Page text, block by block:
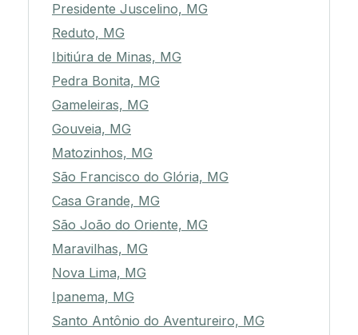
Presidente Juscelino, MG
Reduto, MG
Ibitiúra de Minas, MG
Pedra Bonita, MG
Gameleiras, MG
Gouveia, MG
Matozinhos, MG
São Francisco do Glória, MG
Casa Grande, MG
São João do Oriente, MG
Maravilhas, MG
Nova Lima, MG
Ipanema, MG
Santo Antônio do Aventureiro, MG